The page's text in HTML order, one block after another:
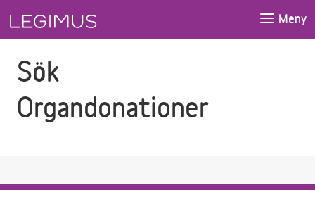
Meny
Sök
Organdonationer